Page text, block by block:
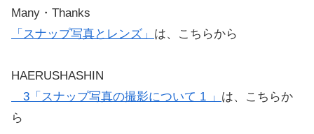
Many・Thanks
「スナップ写真とレンズ」 は、こちらから
HAERUSHASHIN
3「スナップ写真の撮影について 1 」 は、こちらか
ら